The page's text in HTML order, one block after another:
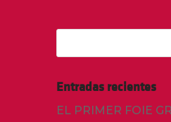
Entradas recientes
EL PRIMER FOIE